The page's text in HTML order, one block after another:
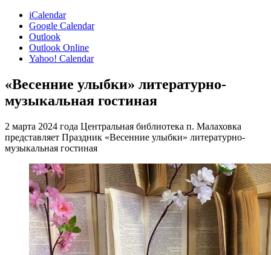
iCalendar
Google Calendar
Outlook
Outlook Online
Yahoo! Calendar
«Весенние улыбки» литературно-
музыкальная гостиная
2 марта 2024 года Центральная библиотека п. Малаховка
представляет Праздник «Весенние улыбки» литературно-
музыкальная гостиная